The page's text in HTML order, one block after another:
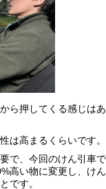
ら押してくる感じはあ
は高まるくらいです。
で、今回のけん引車で
高い物に変更し、けん
です。